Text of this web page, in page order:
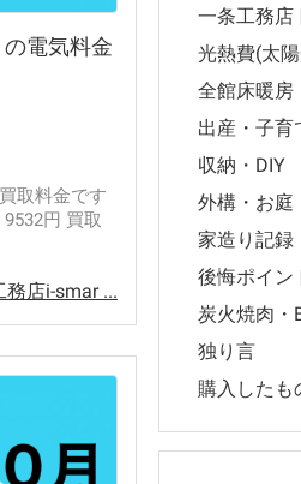
電気料金
取料金です
円 買取
務店i-smar ...
一条工務店
光熱費(太
全館床暖房
出産・子育
収納・DIY
外構・お庭
家造り記録
後悔ポイン
炭火焼肉・
独り言
購入したも